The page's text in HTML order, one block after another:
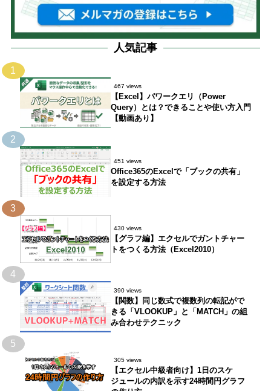
人気記事
1
467 views
【Excel】パワークエリ（Power
Query）とは？できることや使い方入門
【動画あり】
2
451 views
Office365のExcelで「ブックの共有」
を設定する方法
3
430 views
【グラフ編】エクセルでガントチャー
トをつくる方法（Excel2010）
4
390 views
【関数】同じ数式で複数列の転記がで
きる「VLOOKUP」と「MATCH」の組
み合わせテクニック
5
305 views
【エクセル中級者向け】1日のスケ
ジュールの内訳を示す24時間円グラフ